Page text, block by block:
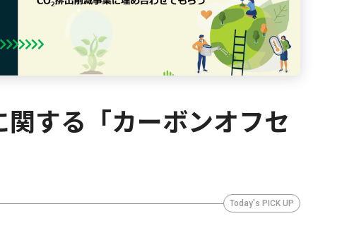
する「カーボンオフセ
Today's PICK UP